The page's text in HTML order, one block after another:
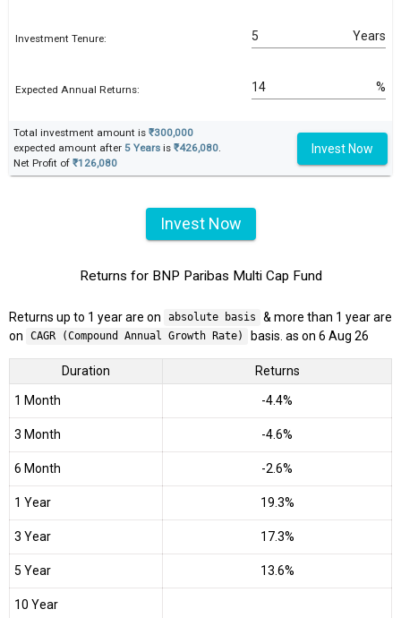
Investment Tenure: Years
Expected Annual Returns: %
Total investment amount is ₹300,000
expected amount after 5 Years is ₹426,080.
Net Profit of ₹126,080
Invest Now
Invest Now
Returns for BNP Paribas Multi Cap Fund
Returns up to 1 year are on absolute basis
& more than 1 year are
on
CAGR (Compound Annual Growth Rate) basis. as on 6 Aug 26
Duration Returns
1 Month -4.4%
3 Month -4.6%
6 Month -2.6%
1 Year 19.3%
3 Year 17.3%
5 Year 13.6%
10 Year